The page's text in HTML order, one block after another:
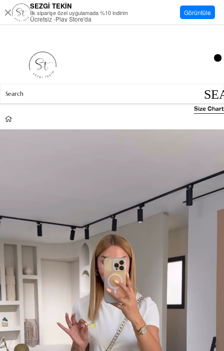
Size Chart
SEZGİ TEKİN
İlk siparişe özel uygulamada %10 indirim
Ücretsiz -Play Store'da
Görüntüle